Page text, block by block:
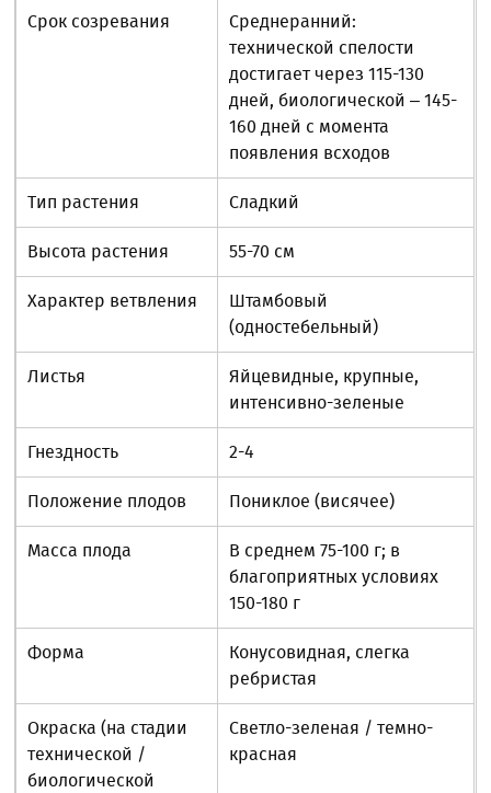
Срок созревания
Среднеранний:
технической спелости
достигает через 115-130
дней, биологической – 145-
160 дней с момента
появления всходов
Тип растения Сладкий
Высота растения 55-70 см
Характер ветвления
Штамбовый
(одностебельный)
Листья
Яйцевидные, крупные,
интенсивно-зеленые
Гнездность 2-4
Положение плодов Пониклое (висячее)
Масса плода
В среднем 75-100 г; в
благоприятных условиях
150-180 г
Форма
Конусовидная, слегка
ребристая
Окраска (на стадии
технической /
биологической
Светло-зеленая / темно-
красная